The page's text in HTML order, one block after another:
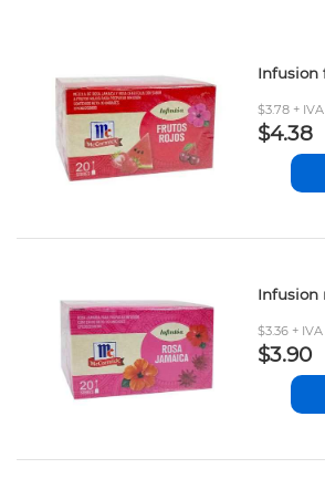
$3.78 + IVA
$4.38
$3.36 + IVA
$3.90